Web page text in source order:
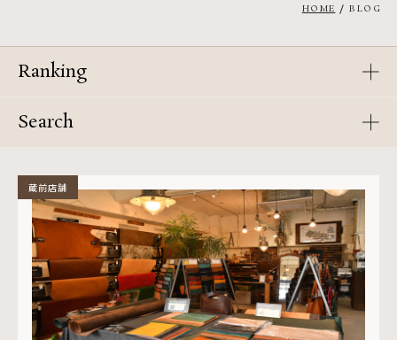
HOME BLOG
Ranking
Search
蔵前店舗